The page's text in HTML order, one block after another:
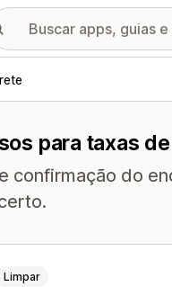
para taxas
confirmação do
Limpar